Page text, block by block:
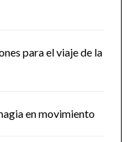
para el viaje de la
en movimiento